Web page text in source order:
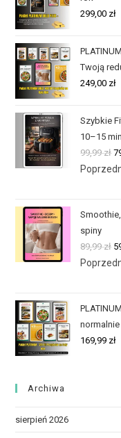
299,00 zł
Twoją
249,00 zł
Szybkie
10–15
99,99zł
spiny
89,99zł
169,99 zł
Archiwa
sierpień 2026